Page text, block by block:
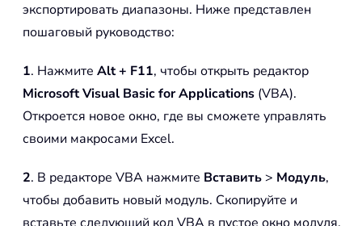
экспортировать диапазоны. Ниже представлен
пошаговый руководство:
1. Нажмите Alt + F11, чтобы открыть редактор
Microsoft Visual Basic for Applications (VBA).
Откроется новое окно, где вы сможете управлять
своими макросами Excel.
2. В редакторе VBA нажмите Вставить > Модуль,
чтобы добавить новый модуль. Скопируйте и